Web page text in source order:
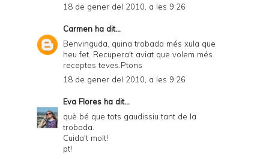
18 de gener del 2010, a les 9:26
Carmen ha dit...
Benvinguda, quina trobada més xula que
heu fet. Recupera't aviat que volem més
receptes teves.Ptons
18 de gener del 2010, a les 9:26
Eva Flores ha dit...
què bé que tots gaudissiu tant de la
trobada.
Cuida't molt!
pt!